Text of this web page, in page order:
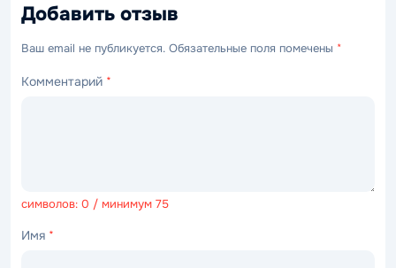
Добавить отзыв
Ваш email не публикуется. Обязательные поля помечены *
Комментарий *
символов: 0 / минимум 75
Имя *